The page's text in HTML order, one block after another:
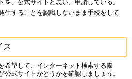
を、公式サイトと思い、申請している。
生することを認識しないまま手続をして
ス
希望して、インターネット検索する際
公式サイトかどうかを確認しましょう。